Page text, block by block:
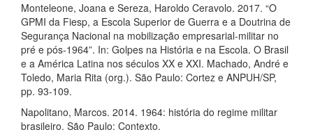
Monteleone, Joana e Sereza, Haroldo Ceravolo. 2017. “O
GPMI da Fiesp, a Escola Superior de Guerra e a Doutrina de
Segurança Nacional na mobilização empresarial-militar no
pré e pós-1964”. In: Golpes na História e na Escola. O Brasil
e a América Latina nos séculos XX e XXI. Machado, André e
Toledo, Maria Rita (org.). São Paulo: Cortez e ANPUH/SP,
pp. 93-109.
Napolitano, Marcos. 2014. 1964: história do regime militar
brasileiro. São Paulo: Contexto.